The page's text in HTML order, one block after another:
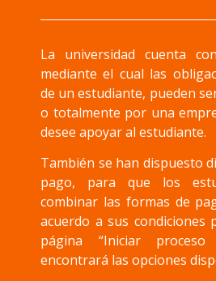
La universidad cuenta
mediante el cual las
de un estudiante, pueden
o totalmente por una
desee apoyar al estudiante.
También se han dispuesto
pago, para que los
combinar las formas de
acuerdo a sus condiciones
página “Iniciar proceso
encontrará las opciones